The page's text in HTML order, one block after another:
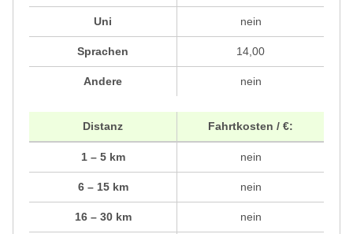
Uni
Sprachen
Andere
nein
14,00
nein
Distanz
1 – 5 km
6 – 15 km
16 – 30 km
Fahrtkosten / €:
nein
nein
nein